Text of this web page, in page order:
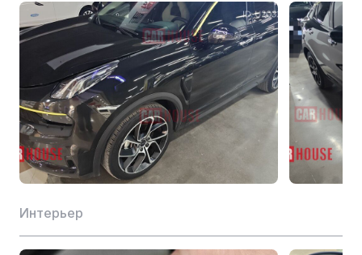
Количество цилиндров (шт.) 4
Количество клапанов на цилиндр (шт.)
Механизм распределения воздуха DOHC
Материал цилиндра Алюминий
Водоизмещение (L) 2.0
Макс. крутящий момент (Н-м)
Макс. скорость вращения (об/мин) 5500
Интерьер